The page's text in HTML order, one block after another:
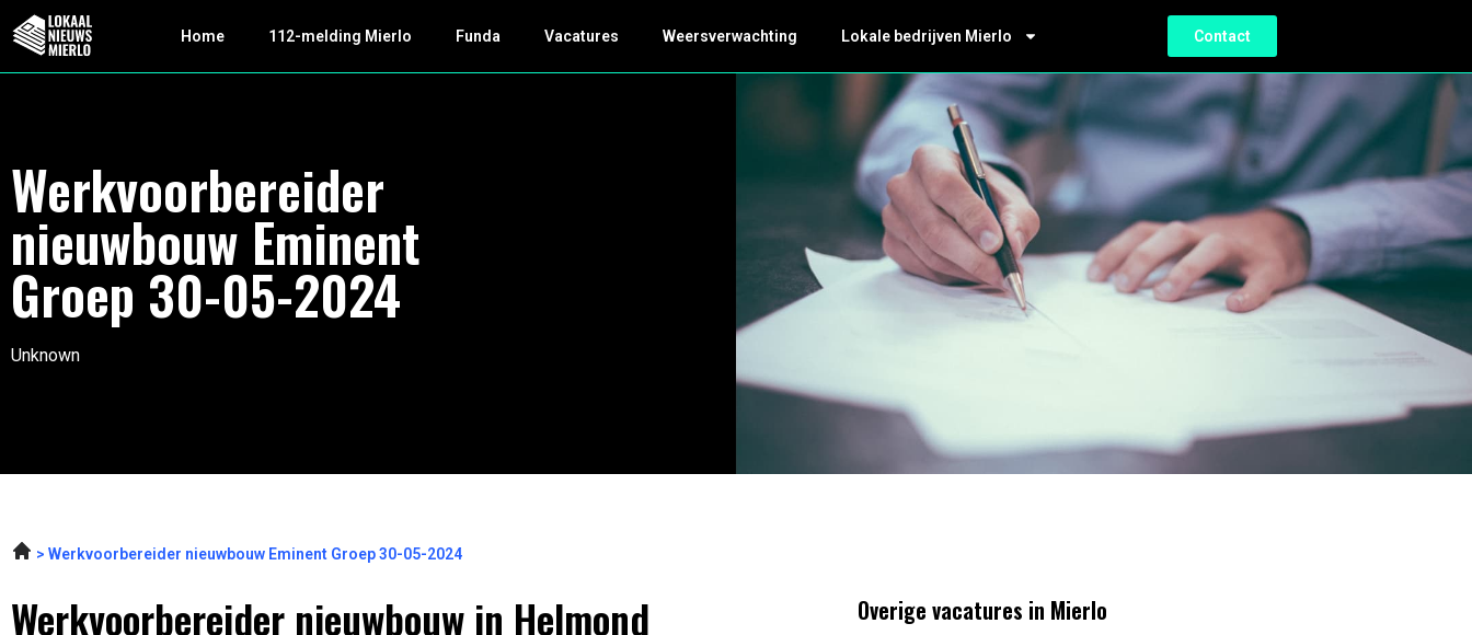
Home 112-melding Mierlo Funda Vacatures Weersverwachting Lokale bedrijven Mierlo Contact
Werkvoorbereider
nieuwbouw Eminent
Groep 30-05-2024
Unknown
Werkvoorbereider nieuwbouw Eminent Groep 30-05-2024
Werkvoorbereider nieuwbouw in Helmond Overige vacatures in Mierlo